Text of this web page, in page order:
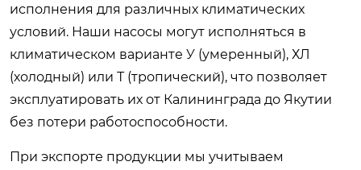
исполнения для различных климатических
условий. Наши насосы могут исполняться в
климатическом варианте У (умеренный), ХЛ
(холодный) или Т (тропический), что позволяет
эксплуатировать их от Калининграда до Якутии
без потери работоспособности.
При экспорте продукции мы учитываем